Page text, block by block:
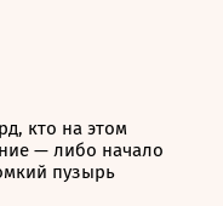
кто на этом
— либо начало
пузырь